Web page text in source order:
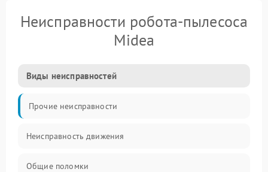
Неисправности робота-пылесоса
Midea
Виды неисправностей
Прочие неисправности
Неисправность движения
Общие поломки